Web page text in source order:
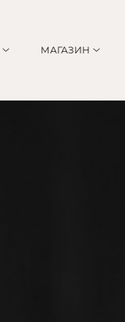
МАГАЗИН